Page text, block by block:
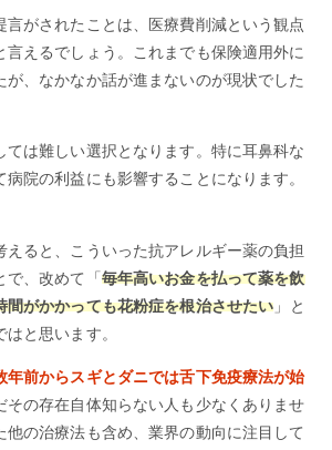
言がされたことは、医療費削減という観点
言えるでしょう。これまでも保険適用外に
が、なかなか話が進まないのが現状でした
ては難しい選択となります。特に耳鼻科な
院の利益にも影響することになります。
えると、こういった抗アレルギー薬の負担
、改めて「 毎年高いお金を払って薬を飲
間がかかっても花粉症を根治させたい 」と
と思います。
年前からスギとダニでは舌下免疫療法が始
その存在自体知らない人も少なくありませ
他の治療法も含め、業界の動向に注目して